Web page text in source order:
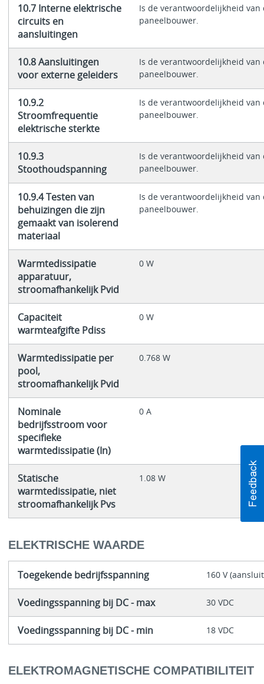
10.7 Interne elektrische
circuits en
aansluitingen
Is de verantwoordelijkheid van
paneelbouwer.
10.8 Aansluitingen
voor externe geleiders
Is de verantwoordelijkheid van
paneelbouwer.
10.9.2
Stroomfrequentie
elektrische sterkte
Is de verantwoordelijkheid van
paneelbouwer.
10.9.3
Stoothoudspanning
Is de verantwoordelijkheid van
paneelbouwer.
10.9.4 Testen van
behuizingen die zijn
gemaakt van isolerend
materiaal
Is de verantwoordelijkheid van
paneelbouwer.
Warmtedissipatie
apparatuur,
stroomafhankelijk Pvid
0 W
Capaciteit
warmteafgifte Pdiss
0 W
Warmtedissipatie per
pool,
stroomafhankelijk Pvid
0.768 W
Nominale
bedrijfsstroom voor
specifieke
warmtedissipatie (In)
0 A
Statische
warmtedissipatie, niet
stroomafhankelijk Pvs
1.08 W
ELEKTRISCHE WAARDE
Toegekende bedrijfsspanning 160 V
Voedingsspanning bij DC - max 30 VDC
Voedingsspanning bij DC - min 18 VDC
ELEKTROMAGNETISCHE COMPATIBILITEIT